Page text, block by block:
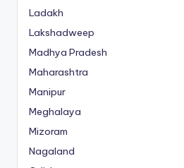
Ladakh
Lakshadweep
Madhya Pradesh
Maharashtra
Manipur
Meghalaya
Mizoram
Nagaland